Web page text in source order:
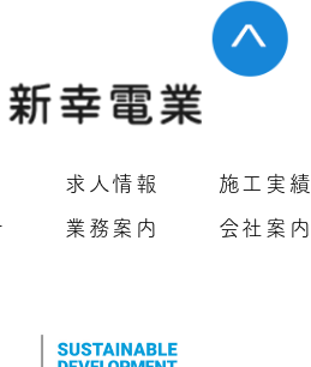
求人情報
業務案内
施工実
会社案